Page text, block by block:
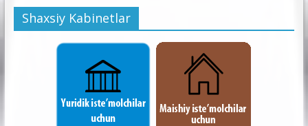
Shaxsiy Kabinetlar